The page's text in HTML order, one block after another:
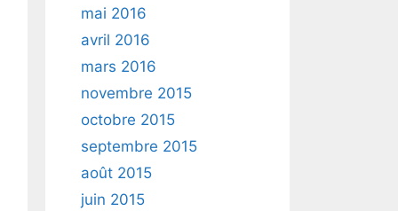
mai 2016
avril 2016
mars 2016
novembre 2015
octobre 2015
septembre 2015
août 2015
juin 2015